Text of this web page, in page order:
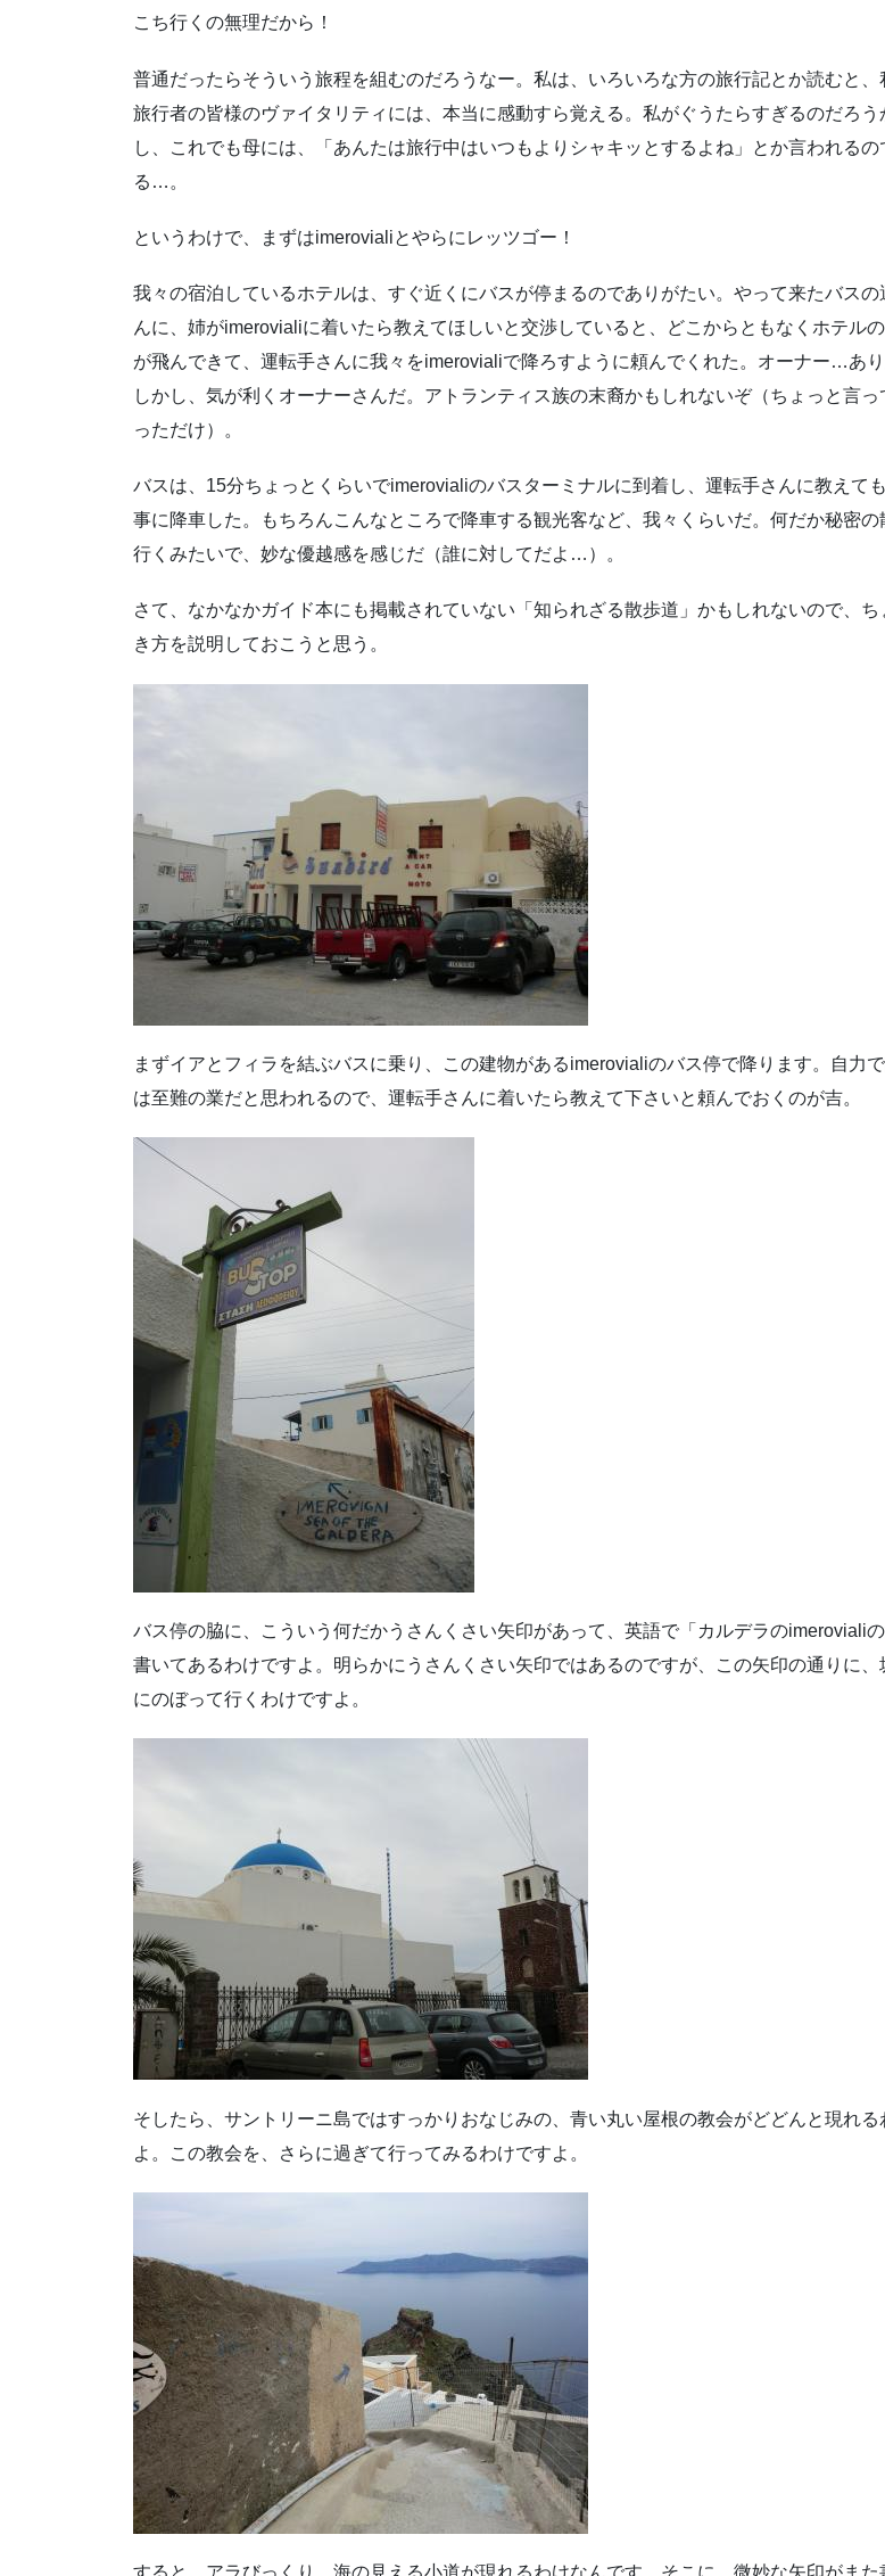
こち行くの無理だから！
普通だったらそういう旅程を組むのだろうなー。私は、いろいろな方の旅行記とか読むと、
旅行者の皆様のヴァイタリティには、本当に感動すら覚える。私がぐうたらすぎるのだろう
し、これでも母には、「あんたは旅行中はいつもよりシャキッとするよね」とか言われるの
る…。
というわけで、まずはimerovialiとやらにレッツゴー！
我々の宿泊しているホテルは、すぐ近くにバスが停まるのでありがたい。やって来たバスの
んに、姉がimerovialiに着いたら教えてほしいと交渉していると、どこからともなくホテル
が飛んできて、運転手さんに我々をimerovialiで降ろすように頼んでくれた。オーナー…あり
しかし、気が利くオーナーさんだ。アトランティス族の末裔かもしれないぞ（ちょっと言っ
っただけ）。
バスは、15分ちょっとくらいでimerovialiのバスターミナルに到着し、運転手さんに教えて
事に降車した。もちろんこんなところで降車する観光客など、我々くらいだ。何だか秘密の
行くみたいで、妙な優越感を感じだ（誰に対してだよ…）。
さて、なかなかガイド本にも掲載されていない「知られざる散歩道」かもしれないので、ち
き方を説明しておこうと思う。
まずイアとフィラを結ぶバスに乗り、この建物があるimerovialiのバス停で降ります。自力
は至難の業だと思われるので、運転手さんに着いたら教えて下さいと頼んでおくのが吉。
バス停の脇に、こういう何だかうさんくさい矢印があって、英語で「カルデラのimeroviali
書いてあるわけですよ。明らかにうさんくさい矢印ではあるのですが、この矢印の通りに、
にのぼって行くわけですよ。
そしたら、サントリーニ島ではすっかりおなじみの、青い丸い屋根の教会がどどんと現れる
よ。この教会を、さらに過ぎて行ってみるわけですよ。
すると、アラびっくり、海の見える小道が現れるわけなんです。そこに、微妙な矢印がまた